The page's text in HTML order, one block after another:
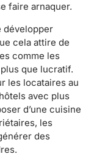
faire arnaquer.
développer
cela attire de
comme les
que lucratif.
les locataires au
avec plus
d’une cuisine
les
des